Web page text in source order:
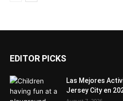
EDITOR PICKS
Las Mejores
Jersey City en